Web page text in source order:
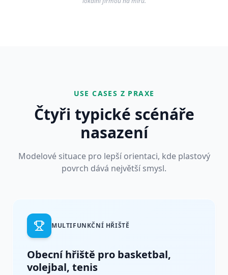
USE CASES Z PRAXE
Čtyři typické scénáře
nasazení
Modelové situace pro lepší orientaci, kde plastový
povrch dává největší smysl.
MULTIFUNKČNÍ HŘIŠTĚ
Obecní hřiště pro basketbal,
volejbal, tenis